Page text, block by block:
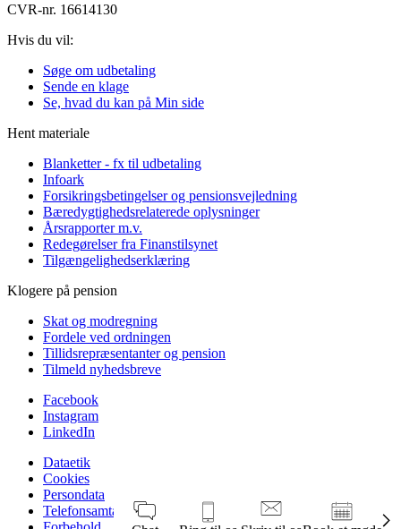
CVR-nr. 16614130
Hvis du vil:
Søge om udbetaling
Sende en klage
Se, hvad du kan på Min side
Hent materiale
Blanketter - fx til udbetaling
Infoark
Forsikringsbetingelser og pensionsvejledning
Bæredygtighedsrelaterede oplysninger
Årsrapporter m.v.
Redegørelser fra Finanstilsynet
Tilgængelighedserklæring
Klogere på pension
Skat og modregning
Fordele ved ordningen
Tillidsrepræsentanter og pension
Tilmeld nyhedsbreve
Facebook
Instagram
LinkedIn
Dataetik
Cookies
Persondata
Telefonsamtaler